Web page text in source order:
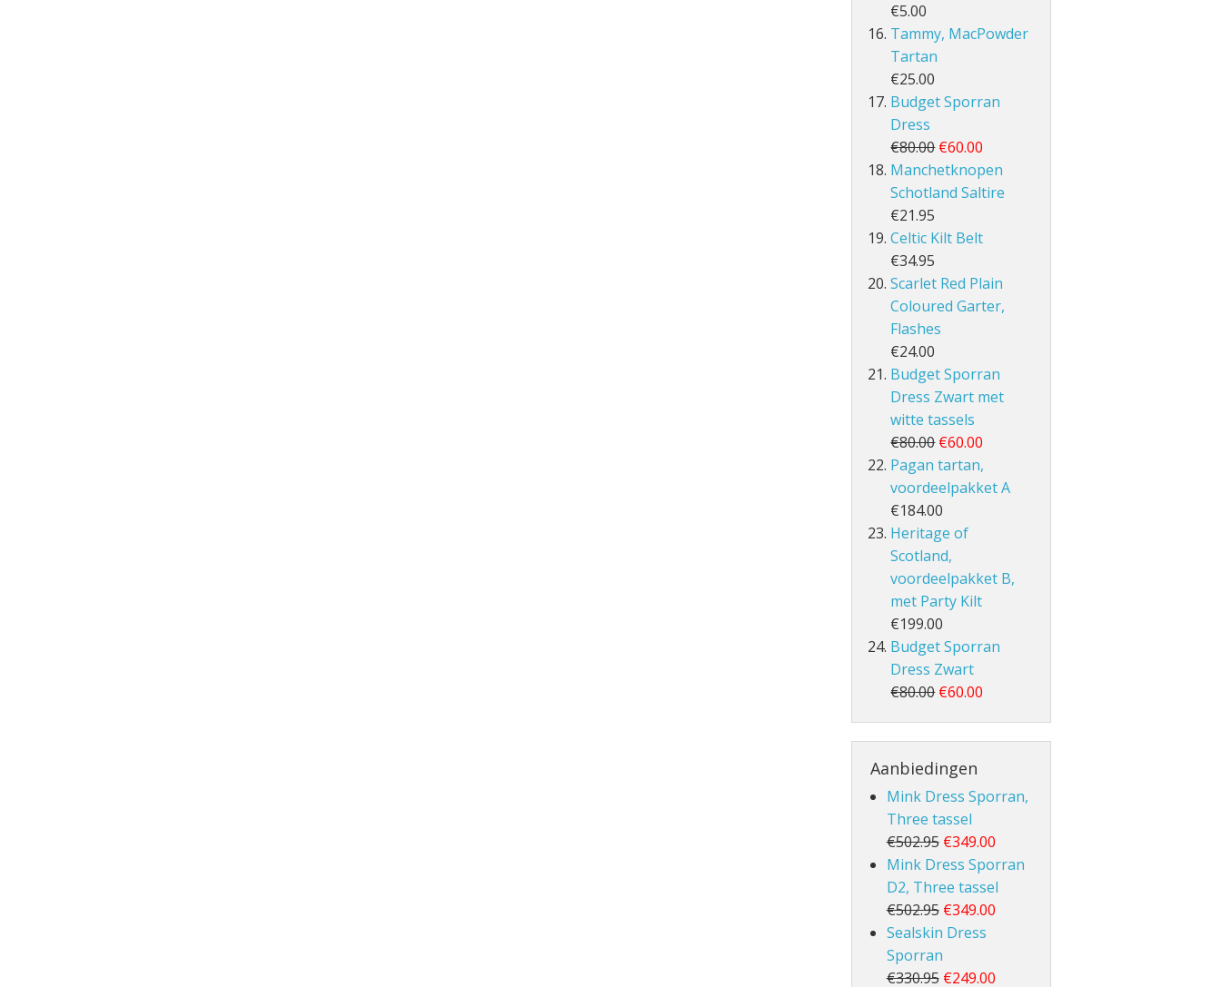
€5.00
Tammy, MacPowder
Tartan
€25.00
Budget Sporran
Dress
€80.00 €60.00
Manchetknopen
Schotland Saltire
€21.95
Celtic Kilt Belt
€34.95
Scarlet Red Plain
Coloured Garter,
Flashes
€24.00
Budget Sporran
Dress Zwart met
witte tassels
€80.00 €60.00
Pagan tartan,
voordeelpakket A
€184.00
Heritage of
Scotland,
voordeelpakket B,
met Party Kilt
€199.00
Budget Sporran
Dress Zwart
€80.00 €60.00
Aanbiedingen
Mink Dress Sporran,
Three tassel
€502.95 €349.00
Mink Dress Sporran
D2, Three tassel
€502.95 €349.00
Sealskin Dress
Sporran
€330.95 €249.00